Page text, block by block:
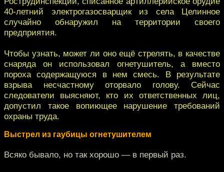
40-летний электрогазосварщик из села Целинное
случайно обнаружил на территории своего
предприятия.
Чтобы узнать, может ли оно ещё стрелять, в качестве
снаряда он использовал огнетушитель, а вместо
пороха содержащуюся в нем смесь. В результате
взрыва несчастному оторвало голову. Сейчас
следователи выясняют, кто их ответственных лиц,
допустил такое вопиющее нарушение требований
охраны труда.
Выстрел из гаубицы огнетушителем
Всяко бывало, но так хорошо — в первый раз.